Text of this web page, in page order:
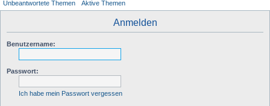
Unbeantwortete Themen Aktive Themen
Anmelden
Benutzername:
Passwort:
Ich habe mein Passwort vergessen